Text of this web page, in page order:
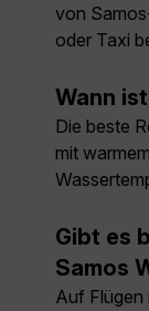
von
oder Taxi
Wann
Die beste
mit
Gibt es
Samos
Auf